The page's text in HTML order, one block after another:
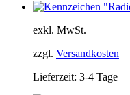
exkl. MwSt.
zzgl. Versandkosten
Lieferzeit: 3-4 Tage